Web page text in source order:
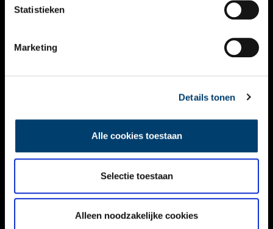
Statistieken
Marketing
Details tonen
Alle cookies toestaan
Selectie toestaan
Alleen noodzakelijke cookies
NIEUWSBRIEF
DISCLAIMER
TOEGANKELIJKHEID
Volg ONH op social media